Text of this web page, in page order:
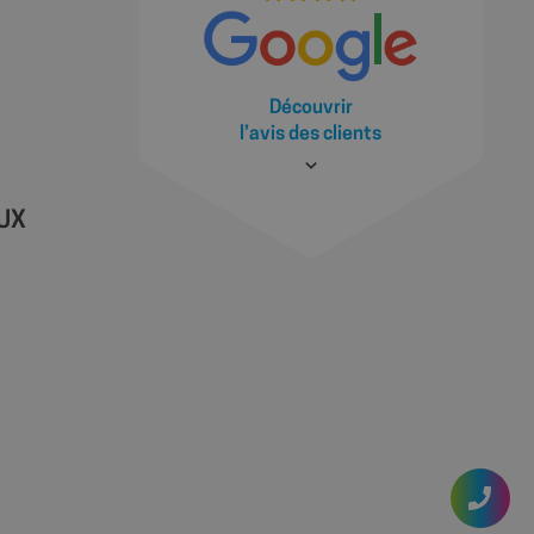
Découvrir
l’avis des clients
des
analyse et
des utilisateurs.
session
à partir de
moteur de
de la
et améliorer les
utilisateurs.
à l'utilisateur
utilisé de
uniques en
client. Il est
vidéos